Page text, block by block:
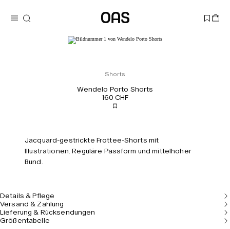
Shorts
Wendelo Porto Shorts
160 CHF
Jacquard-gestrickte Frottee-Shorts mit
Illustrationen. Reguläre Passform und mittelhoher
Bund.
Details & Pflege
Versand & Zahlung
Lieferung & Rücksendungen
Größentabelle